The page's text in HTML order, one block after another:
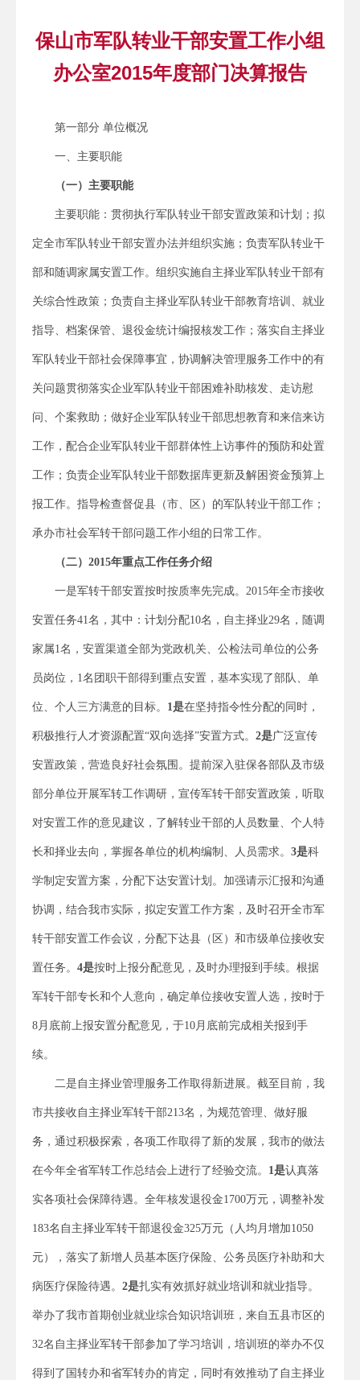
保山市军队转业干部安置工作小组
办公室2015年度部门决算报告
第一部分 单位概况
一、主要职能
（一）主要职能
主要职能：贯彻执行军队转业干部安置政策和计划；拟
定全市军队转业干部安置办法并组织实施；负责军队转业干
部和随调家属安置工作。组织实施自主择业军队转业干部有
关综合性政策；负责自主择业军队转业干部教育培训、就业
指导、档案保管、退役金统计编报核发工作；落实自主择业
军队转业干部社会保障事宜，协调解决管理服务工作中的有
关问题贯彻落实企业军队转业干部困难补助核发、走访慰
问、个案救助；做好企业军队转业干部思想教育和来信来访
工作，配合企业军队转业干部群体性上访事件的预防和处置
工作；负责企业军队转业干部数据库更新及解困资金预算上
报工作。指导检查督促县（市、区）的军队转业干部工作；
承办市社会军转干部问题工作小组的日常工作。
（二）2015年重点工作任务介绍
一是军转干部安置按时按质率先完成。2015年全市接收
安置任务41名，其中：计划分配10名，自主择业29名，随调
家属1名，安置渠道全部为党政机关、公检法司单位的公务
员岗位，1名团职干部得到重点安置，基本实现了部队、单
位、个人三方满意的目标。 1是在坚持指令性分配的同时，
积极推行人才资源配置“双向选择”安置方式。 2是广泛宣传
安置政策，营造良好社会氛围。提前深入驻保各部队及市级
部分单位开展军转工作调研，宣传军转干部安置政策，听取
对安置工作的意见建议，了解转业干部的人员数量、个人特
长和择业去向，掌握各单位的机构编制、人员需求。 3是科
学制定安置方案，分配下达安置计划。加强请示汇报和沟通
协调，结合我市实际，拟定安置工作方案，及时召开全市军
转干部安置工作会议，分配下达县（区）和市级单位接收安
置任务。 4是按时上报分配意见，及时办理报到手续。根据
军转干部专长和个人意向，确定单位接收安置人选，按时于
8月底前上报安置分配意见，于10月底前完成相关报到手
续。
二是自主择业管理服务工作取得新进展。截至目前，我
市共接收自主择业军转干部213名，为规范管理、做好服
务，通过积极探索，各项工作取得了新的发展，我市的做法
在今年全省军转工作总结会上进行了经验交流。 1是认真落
实各项社会保障待遇。全年核发退役金1700万元，调整补发
183名自主择业军转干部退役金325万元（人均月增加1050
元），落实了新增人员基本医疗保险、公务员医疗补助和大
病医疗保险待遇。 2是扎实有效抓好就业培训和就业指导。
举办了我市首期创业就业综合知识培训班，来自五县市区的
32名自主择业军转干部参加了学习培训，培训班的举办不仅
得到了国转办和省军转办的肯定，同时有效推动了自主择业